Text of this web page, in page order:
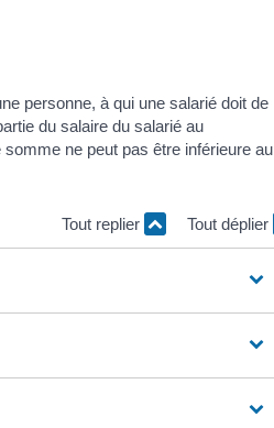
personne, à qui une salarié doit de
du salaire du salarié au
ne peut pas être inférieure au
Tout replier Tout déplier